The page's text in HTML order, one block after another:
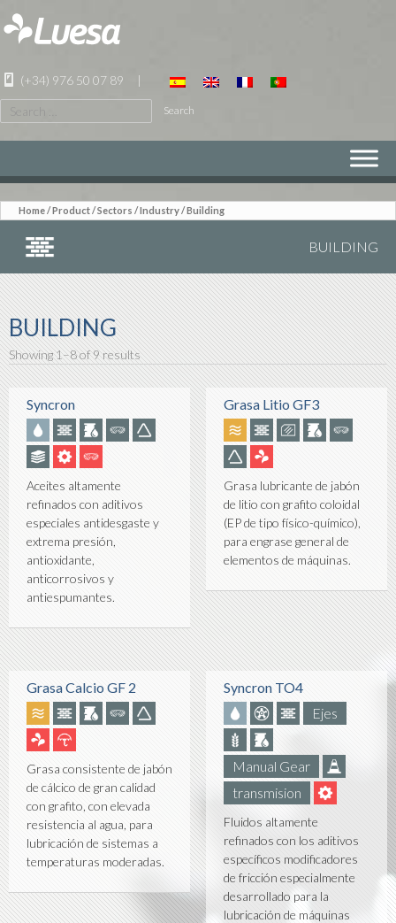
(+34) 976 50 07 89
|
for:
TO
Home /Product / Sectors /Industry / Building
BUILDING
BUILDING
Showing 1–8 of 9 results
Syncron
Aceites altamente
refinados con aditivos
especiales antidesgaste y
extrema presión,
antioxidante,
anticorrosivos y
antiespumantes.
Grasa Litio GF3
Grasa lubricante de jabón
de litio con grafito coloidal
(EP de tipo físico-químico),
para engrase general de
elementos de máquinas.
Grasa Calcio GF 2
Grasa consistente de jabón
de cálcico de gran calidad
con grafito, con elevada
resistencia al agua, para
lubricación de sistemas a
temperaturas moderadas.
Syncron TO4
Ejes
Manual Gear
transmision
Fluidos altamente
refinados con los aditivos
específicos modificadores
de fricción especialmente
desarrollado para la
lubricación de máquinas